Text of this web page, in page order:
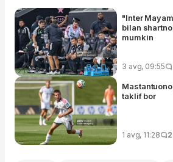
"Inter
bilan
mumkin
3 avg, 09:55
taklif bor
1 avg, 11:28 2